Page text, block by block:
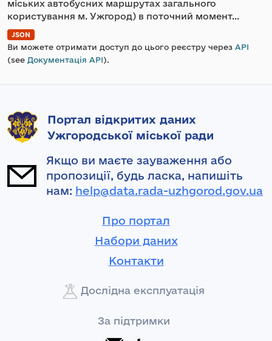
міських автобусних маршрутах загального
користування м. Ужгород) в поточний момент...
JSON
Ви можете отримати доступ до цього реєстру через API
(see Документація API).
Портал відкритих даних
Ужгородської міської ради
Якщо ви маєте зауваження або
пропозиції, будь ласка, напишіть
нам: help@data.rada-uzhgorod.gov.ua
Про портал
Набори даних
Контакти
Дослідна експлуатація
За підтримки